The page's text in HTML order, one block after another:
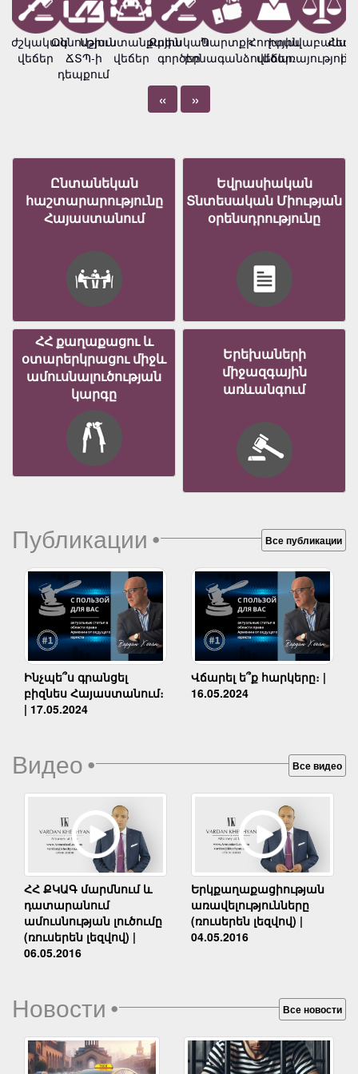
Բժշկական
վեճեր
Օգնություն
ՃՏՊ-ի
դեպքում
Աշխատանքային
վեճեր
Քրեական
գործեր
Պարտքի
բռնագանձում
Հողային
վեճեր
« »
Ընտանեկան
հաշտարարությունը
Հայաստանում
Եվրասիական
Տնտեսական Միության
օրենսդրությունը
ՀՀ քաղաքացու և
օտարերկրացու միջև
ամուսնալուծության
կարգը
Երեխաների
միջազգային
առևանգում
Публикации• Все публикации
Ինչպե՞ս գրանցել
բիզնես Հայաստանում։
| 17.05.2024
Վճարել ե՞ք հարկերը։ |
16.05.2024
Видео• Все видео
ՀՀ ՔԿԱԳ մարմնում և
դատարանում
ամուսնության լուծումը
(ռուսերեն լեզվով) |
06.05.2016
Երկքաղաքացիության
առավելությունները
(ռուսերեն լեզվով) |
04.05.2016
Новости• Все новости